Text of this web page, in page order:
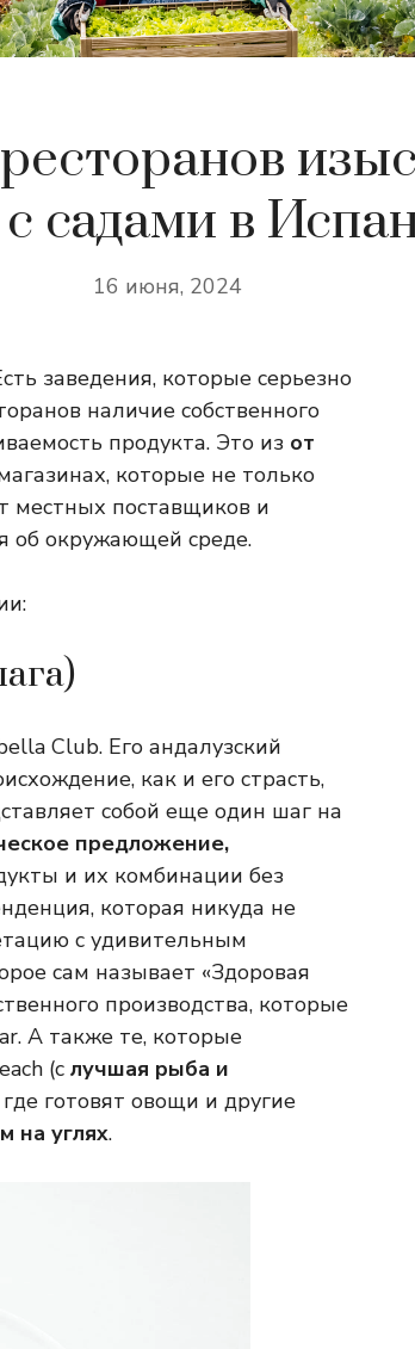
садами в
16 июня, 2024
заведения, которые серьезно
наличие собственного
продукта. Это из от
которые не только
поставщиков и
об окружающей среде.
Club. Его андалузский
как и его страсть,
собой еще один шаг на
предложение,
и их комбинации без
которая никуда не
с удивительным
сам называет «Здоровая
производства, которые
А также те, которые
(с лучшая рыба и
готовят овощи и другие
на углях.